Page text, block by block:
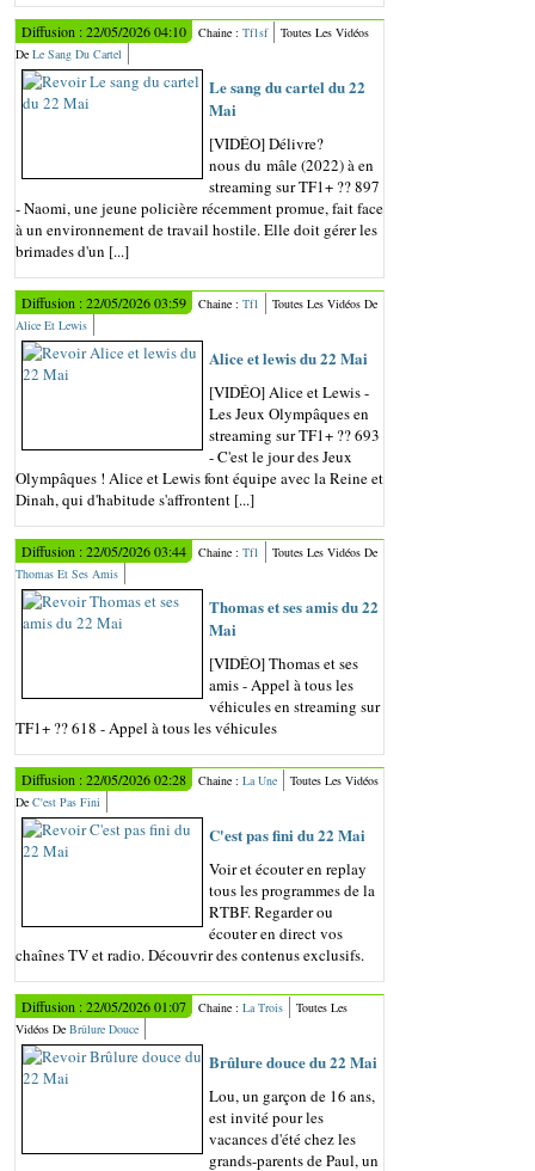
Diffusion : 22/05/2026 04:10 Chaine : Tf1sf
Toutes Les Vidéos
De Le Sang Du Cartel
Le sang du cartel du 22
Mai
[VIDÉO] Délivre?
nous du mâle (2022) à en
streaming sur TF1+ ?? 897
- Naomi, une jeune policière récemment promue, fait face
à un environnement de travail hostile. Elle doit gérer les
brimades d'un [...]
Diffusion : 22/05/2026 03:59 Chaine : Tf1
Toutes Les Vidéos De
Alice Et Lewis
Alice et lewis du 22 Mai
[VIDÉO] Alice et Lewis -
Les Jeux Olympâques en
streaming sur TF1+ ?? 693
- C'est le jour des Jeux
Olympâques ! Alice et Lewis font équipe avec la Reine et
Dinah, qui d'habitude s'affrontent [...]
Diffusion : 22/05/2026 03:44 Chaine : Tf1
Toutes Les Vidéos De
Thomas Et Ses Amis
Thomas et ses amis du 22
Mai
[VIDÉO] Thomas et ses
amis - Appel à tous les
véhicules en streaming sur
TF1+ ?? 618 - Appel à tous les véhicules
Diffusion : 22/05/2026 02:28 Chaine : La Une
Toutes Les Vidéos
De C'est Pas Fini
C'est pas fini du 22 Mai
Voir et écouter en replay
tous les programmes de la
RTBF. Regarder ou
écouter en direct vos
chaînes TV et radio. Découvrir des contenus exclusifs.
Diffusion : 22/05/2026 01:07 Chaine : La Trois
Toutes Les
Vidéos De Brûlure Douce
Brûlure douce du 22 Mai
Lou, un garçon de 16 ans,
est invité pour les
vacances d'été chez les
grands-parents de Paul, un